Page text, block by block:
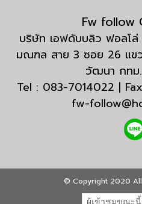
Fw follow
บริษัท เอฟดับบลิว ฟอลโ
มณฑล สาย 3 ซอย 26 แข
วัฒนา กทม
Tel : 083-7014022 |
fw-
© Copyright 2020
ผู้เข้าชมขณะนี้